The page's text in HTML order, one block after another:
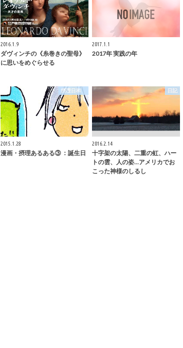
2016.1.9
ダヴィンチの《糸巻きの聖母》
に思いをめぐらせる
2017.1.1
2017年 実践の年
摂理日和
2015.1.28
漫画・摂理あるある③ ：誕生日
日記
2016.2.14
十字架の太陽、二重の虹、ハー
トの雲、人の姿…アメリカでお
こった神様のしるし